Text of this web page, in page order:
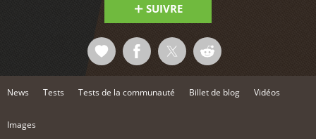
SUIVRE
News Tests Tests de la communauté Billet de blog Vidéos
Images